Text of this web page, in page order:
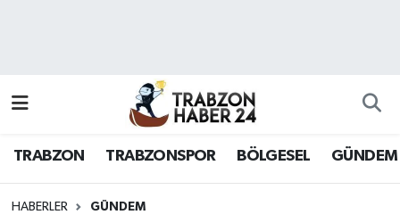
TRABZON TRABZONSPOR BÖLGESEL GÜNDEM
HABERLER GÜNDEM
Hava Durumu
Namaz Vakitleri
Trafik Durumu